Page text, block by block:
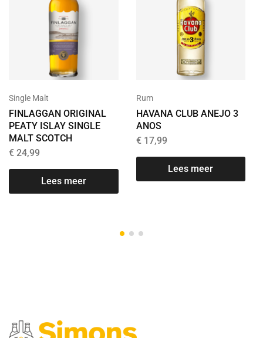
Single Malt
FINLAGGAN ORIGINAL
PEATY ISLAY SINGLE
MALT SCOTCH
€ 24,99
Lees meer
Rum
HAVANA CLUB ANEJO 3
ANOS
€17,99
Lees meer